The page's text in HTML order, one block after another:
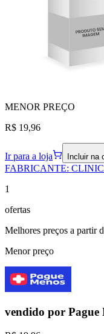
MENOR PREÇO
R$ 19,96
Ir para a loja Incluir na
FABRICANTE:
1
ofertas
Melhores preços a partir
Menor preço
vendido por Pague